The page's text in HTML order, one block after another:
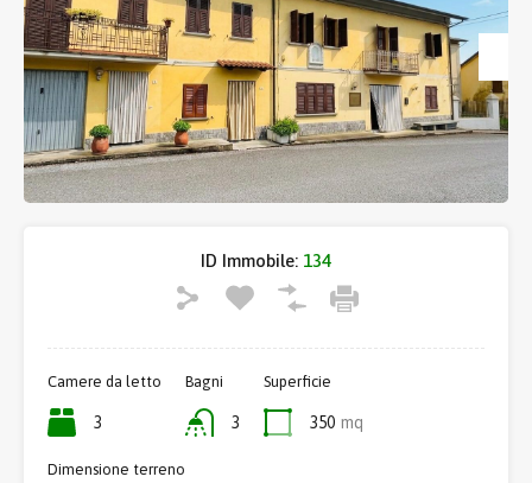
ID Immobile: 134
Camere da letto
3
Bagni
3
Superficie
350 mq
Dimensione terreno